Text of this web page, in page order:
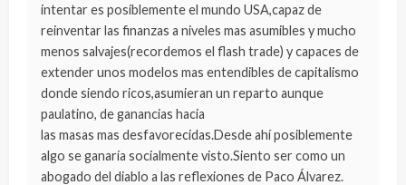
intentar es posiblemente el mundo USA,capaz de
reinventar las finanzas a niveles mas asumibles y mucho
menos salvajes(recordemos el flash trade) y capaces de
extender unos modelos mas entendibles de capitalismo
donde siendo ricos,asumieran un reparto aunque
paulatino, de ganancias hacia
las masas mas desfavorecidas.Desde ahí posiblemente
algo se ganaría socialmente visto.Siento ser como un
abogado del diablo a las reflexiones de Paco Álvarez.